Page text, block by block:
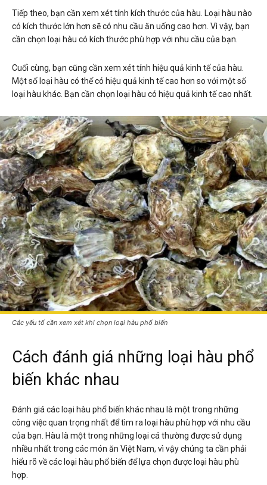
Tiếp theo, bạn cần xem xét tính kích thước của hàu. Loại hàu nào
có kích thước lớn hơn sẽ có nhu cầu ăn uống cao hơn. Vì vậy, bạn
cần chọn loại hàu có kích thước phù hợp với nhu cầu của bạn.
Cuối cùng, bạn cũng cần xem xét tính hiệu quả kinh tế của hàu.
Một số loại hàu có thể có hiệu quả kinh tế cao hơn so với một số
loại hàu khác. Bạn cần chọn loại hàu có hiệu quả kinh tế cao nhất.
Các yếu tố cần xem xét khi chọn loại hàu phổ biến
Cách đánh giá những loại hàu phổ
biến khác nhau
Đánh giá các loại hàu phổ biến khác nhau là một trong những
công việc quan trọng nhất để tìm ra loại hàu phù hợp với nhu cầu
của bạn. Hàu là một trong những loại cá thường được sử dụng
nhiều nhất trong các món ăn Việt Nam, vì vậy chúng ta cần phải
hiểu rõ về các loại hàu phổ biến để lựa chọn được loại hàu phù
hợp.